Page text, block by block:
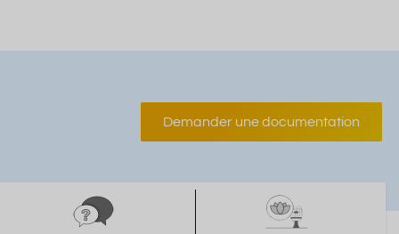
Demander une documentation